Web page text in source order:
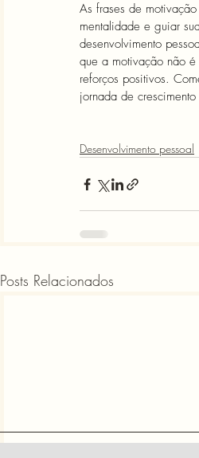
As frases de
mentalidade e guiar
desenvolvimento
que a motivação não
reforços positivos.
jornada de
Desenvolvimento pessoal
Posts Relacionados